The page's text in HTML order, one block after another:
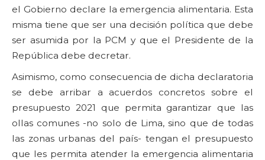
el Gobierno declare la emergencia alimentaria. Esta
misma tiene que ser una decisión política que debe
ser asumida por la PCM y que el Presidente de la
República debe decretar.
Asimismo, como consecuencia de dicha declaratoria
se debe arribar a acuerdos concretos sobre el
presupuesto 2021 que permita garantizar que las
ollas comunes -no solo de Lima, sino que de todas
las zonas urbanas del país- tengan el presupuesto
que les permita atender la emergencia alimentaria